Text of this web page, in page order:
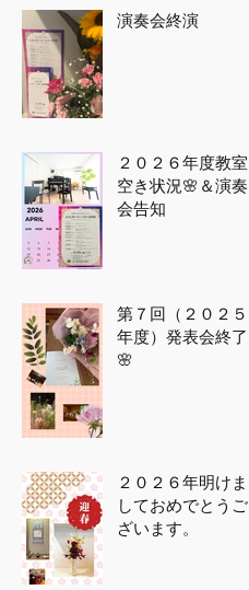
演奏会終演
２０２６年度教室
空き状況🌸＆演奏
会告知
第７回（２０２５
年度）発表会終了
🌸
２０２６年明けま
しておめでとうご
ざいます。